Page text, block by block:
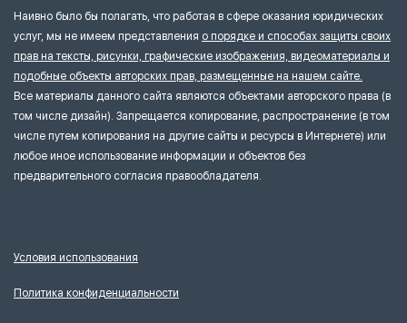
Наивно было бы полагать, что работая в сфере оказания юридических
услуг, мы не имеем представления о порядке и способах защиты своих
прав на тексты, рисунки, графические изображения, видеоматериалы и
подобные объекты авторских прав, размещенные на нашем сайте.
Все материалы данного сайта являются объектами авторского права (в
том числе дизайн). Запрещается копирование, распространение (в том
числе путем копирования на другие сайты и ресурсы в Интернете) или
любое иное использование информации и объектов без
предварительного согласия правообладателя.
Условия использования
Политика конфиденциальности